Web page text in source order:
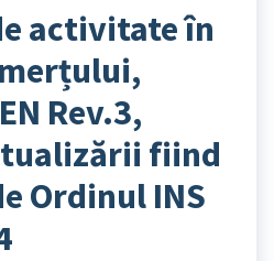
activitate în
Rev.3,
fiind
Ordinul INS